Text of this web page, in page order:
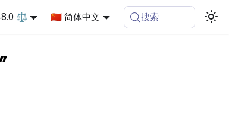
⚖️ 🇨🇳 简体中文 搜索